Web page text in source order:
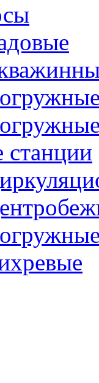
станции